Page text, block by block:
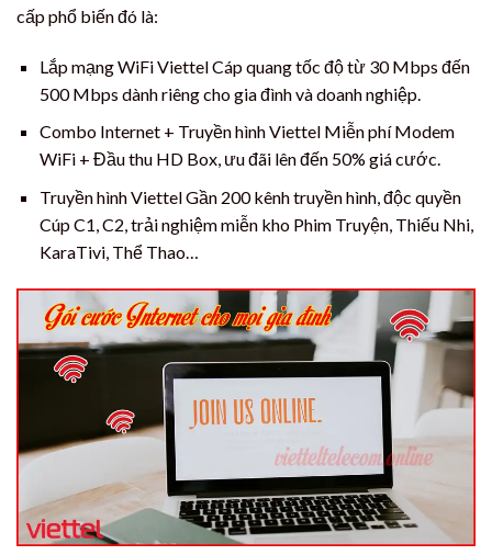
cấp phổ biến đó là:
Lắp mạng WiFi Viettel Cáp quang tốc độ từ 30 Mbps đến
500 Mbps dành riêng cho gia đình và doanh nghiệp.
Combo Internet + Truyền hình Viettel Miễn phí Modem
WiFi + Đầu thu HD Box, ưu đãi lên đến 50% giá cước.
Truyền hình Viettel Gần 200 kênh truyền hình, độc quyền
Cúp C1, C2, trải nghiệm miễn kho Phim Truyện, Thiếu Nhi,
KaraTivi, Thể Thao…